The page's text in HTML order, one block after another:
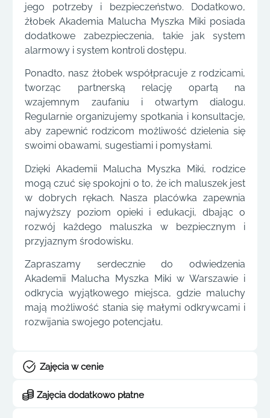
jego potrzeby i bezpieczeństwo. Dodatkowo,
żłobek Akademia Malucha Myszka Miki posiada
dodatkowe zabezpieczenia, takie jak system
alarmowy i system kontroli dostępu.
Ponadto, nasz żłobek współpracuje z rodzicami,
tworząc partnerską relację opartą na
wzajemnym zaufaniu i otwartym dialogu.
Regularnie organizujemy spotkania i konsultacje,
aby zapewnić rodzicom możliwość dzielenia się
swoimi obawami, sugestiami i pomysłami.
Dzięki Akademii Malucha Myszka Miki, rodzice
mogą czuć się spokojni o to, że ich maluszek jest
w dobrych rękach. Nasza placówka zapewnia
najwyższy poziom opieki i edukacji, dbając o
rozwój każdego maluszka w bezpiecznym i
przyjaznym środowisku.
Zapraszamy serdecznie do odwiedzenia
Akademii Malucha Myszka Miki w Warszawie i
odkrycia wyjątkowego miejsca, gdzie maluchy
mają możliwość stania się małymi odkrywcami i
rozwijania swojego potencjału.
Zajęcia w cenie
Zajęcia dodatkowo płatne